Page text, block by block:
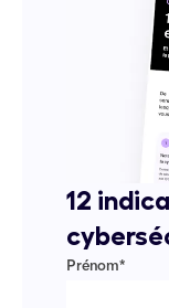
12
Prénom*